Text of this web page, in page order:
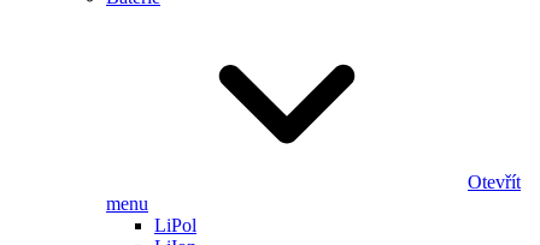
Otevřít
menu
LiPol